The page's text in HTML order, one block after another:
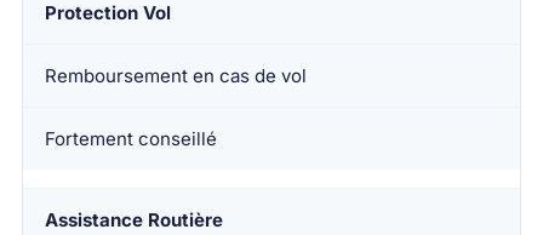
Protection Vol
Remboursement en cas de vol
Fortement conseillé
Assistance Routière